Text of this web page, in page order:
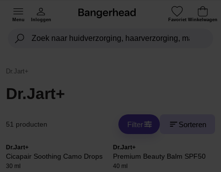
Menu Inloggen Favoriet Winkelwagen
Dr.Jart+
Dr.Jart+
51 producten Filter Sorteren
Dr.Jart+
Cicapair Soothing Camo Drops
30 ml
Dr.Jart+
Premium Beauty Balm SPF50
40 ml